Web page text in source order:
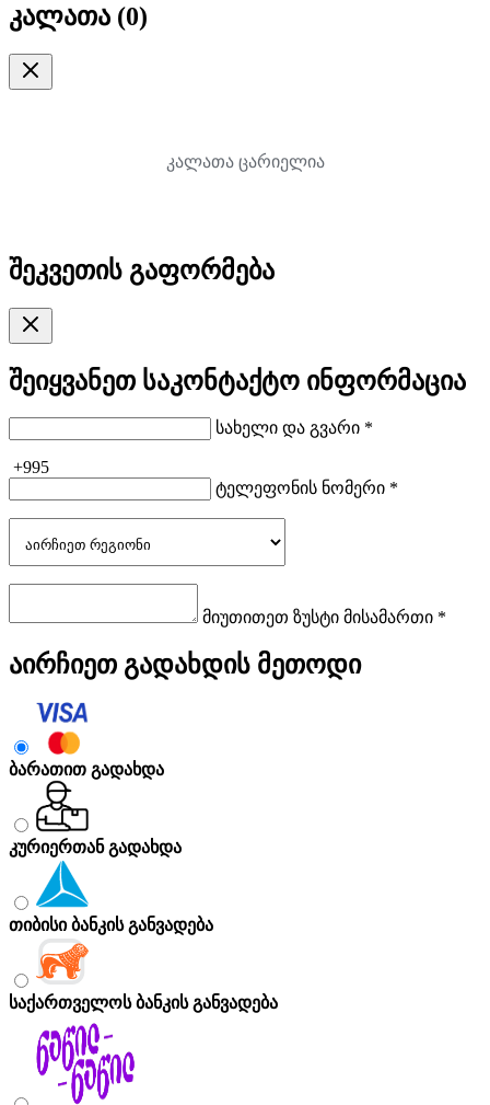
კალათა (0)
კალათა ცარიელია
შეკვეთის გაფორმება
შეიყვანეთ საკონტაქტო ინფორმაცია
სახელი და გვარი *
+995
ტელეფონის ნომერი *
მიუთითეთ ზუსტი მისამართი *
აირჩიეთ გადახდის მეთოდი
ბარათით გადახდა
კურიერთან გადახდა
თიბისი ბანკის განვადება
საქართველოს ბანკის განვადება